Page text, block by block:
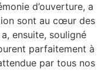
d’ouverture, a
sont au cœur des
ensuite, souligné
parfaitement à
par tous nos